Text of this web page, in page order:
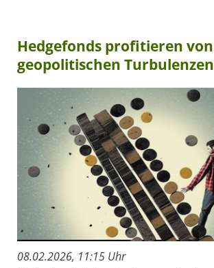
Hedgefonds profitieren von
geopolitischen Turbulenzen
08.02.2026, 11:15 Uhr